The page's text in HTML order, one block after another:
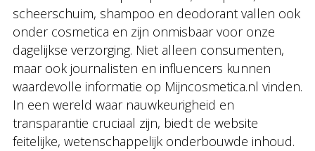
scheerschuim, shampoo en deodorant vallen ook
onder cosmetica en zijn onmisbaar voor onze
dagelijkse verzorging. Niet alleen consumenten,
maar ook journalisten en influencers kunnen
waardevolle informatie op Mijncosmetica.nl vinden.
In een wereld waar nauwkeurigheid en
transparantie cruciaal zijn, biedt de website
feitelijke, wetenschappelijk onderbouwde inhoud.